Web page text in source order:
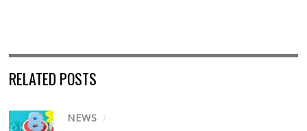
RELATED POSTS
NEWS /